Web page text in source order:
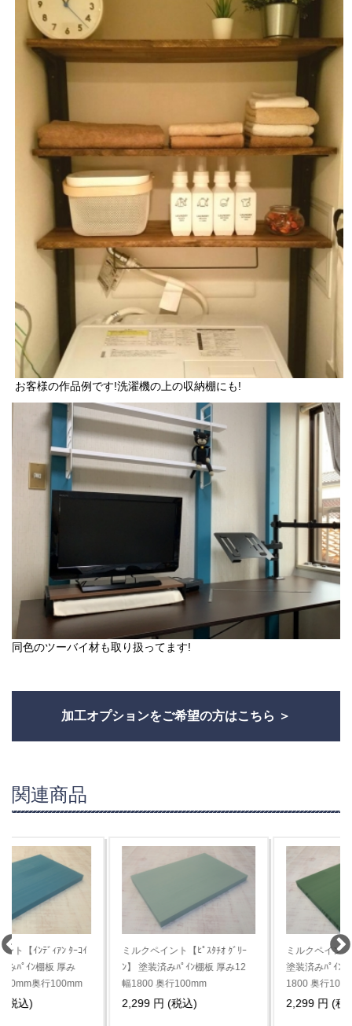
お客様の作品例です!洗濯機の上の収納棚にも!
同色のツーバイ材も取り扱ってます!
加工オプションをご希望の方はこちら
関連商品
ミルクペイント【ﾋﾟｽﾀﾁｵ ｸﾞﾘｰ
ﾝ】 塗装済みﾊﾟｲﾝ棚板 厚み12
幅1800 奥行100mm
2,299 円 (税込)
ミルクペイント【ｸﾞﾘｰﾝｱｰﾐｰ】
塗装済みﾊﾟｲﾝ棚板 厚み12 幅
1800 奥行100mm
2,299 円 (税込)